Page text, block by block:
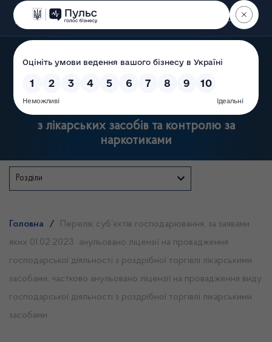
Пошук
Державна служба України
з лікарських засобів та контролю за
наркотиками
Розділи
Головна /
Перелік суб’єктів господарювання, за заявами
яких 01.02.2023 анульовано ліцензії на провадження
господарської діяльності з роздрібної торгівлі лікарськими
засобами, частково анульовано ліцензії на провадження виду
господарської діяльності з роздрібної торгівлі лікарськими
засобами